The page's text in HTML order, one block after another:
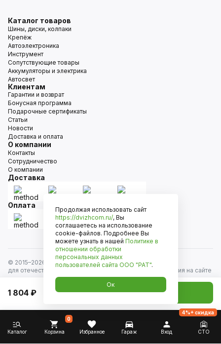
1 804 ₽ Добавить в корзину
Каталог товаров
Шины, диски, колпаки
Крепёж
Автоэлектроника
Инструмент
Сопутствующие товары
Аккумуляторы и электрика
Автосвет
Клиентам
Гарантии и возврат
Бонусная программа
Подарочные сертификаты
Статьи
Новости
Доставка и оплата
О компании
Контакты
Сотрудничество
О компании
Доставка
Оплата
© 2015–2026
Движком — сеть магазинов автозапчастей
для отечественных автомобилей и иномарок. Информация на сайте
носит исключительно информационный характер и не является
публичной офертой, определяемой положениями
ст. 437 Гражданского кодекса РФ. Все права защищены.
Каталог Корзина
0
Избранное Гараж Вход СТО
4%+ скидка
Продолжая использовать сайт
https://dvizhcom.ru/, Вы
соглашаетесь на использование
cookie-файлов. Подробнее Вы
можете узнать в нашей Политике в
отношении обработки
персональных данных
пользователей сайта ООО "РАТ".
Ок